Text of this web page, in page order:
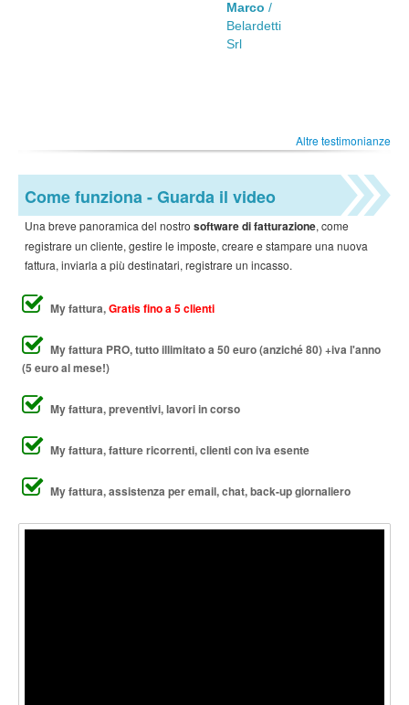
Marco /
Belardetti
Srl
Altre testimonianze
Come funziona - Guarda il video
Una breve panoramica del nostro software di fatturazione, come
registrare un cliente, gestire le imposte, creare e stampare una nuova
fattura, inviarla a più destinatari, registrare un incasso.
My fattura,Gratis fino a 5 clienti
My fattura PRO, tutto illimitato a 50 euro (anziché 80) +iva l'anno
(5 euro al mese!)
My fattura, preventivi, lavori in corso
My fattura, fatture ricorrenti, clienti con iva esente
My fattura, assistenza per email, chat, back-up giornaliero